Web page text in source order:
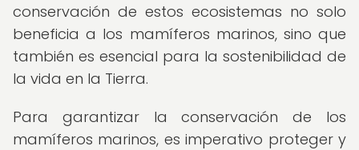
conservación de estos ecosistemas no solo
beneficia a los mamíferos marinos, sino que
también es esencial para la sostenibilidad de
la vida en la Tierra.
Para garantizar la conservación de los
mamíferos marinos, es imperativo proteger y